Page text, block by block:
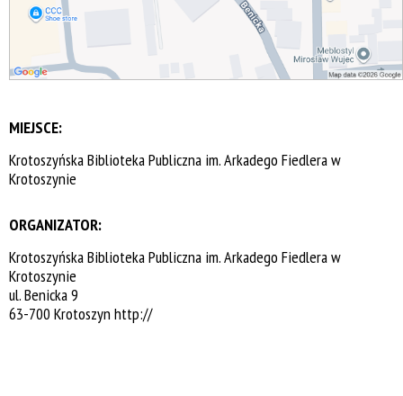
MIEJSCE:
Krotoszyńska Biblioteka Publiczna im. Arkadego Fiedlera w
Krotoszynie
ORGANIZATOR:
Krotoszyńska Biblioteka Publiczna im. Arkadego Fiedlera w
Krotoszynie
ul. Benicka 9
63-700 Krotoszyn http://